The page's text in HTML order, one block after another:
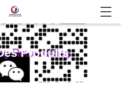
Produits